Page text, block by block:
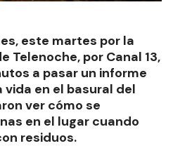
este martes por la
Telenoche, por Canal 13,
a pasar un informe
en el basural del
ver cómo se
en el lugar cuando
residuos.